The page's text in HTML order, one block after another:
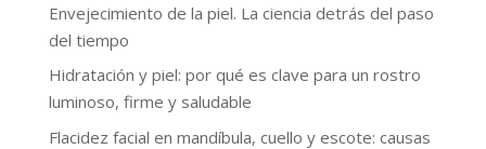
Envejecimiento de la piel. La ciencia detrás del paso
del tiempo
Hidratación y piel: por qué es clave para un rostro
luminoso, firme y saludable
Flacidez facial en mandíbula, cuello y escote: causas